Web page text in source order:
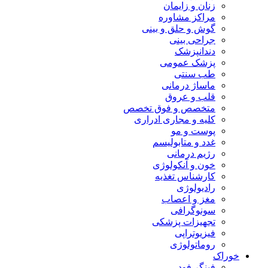
زنان و زایمان
مراکز مشاوره
گوش و حلق و بینی
جراحی بینی
دندانپزشک
پزشک عمومی
طب سنتی
ماساژ درمانی
قلب و عروق
متخصص و فوق تخصص
کلیه و مجاری ادراری
پوست و مو
غدد و متابولیسم
رژیم درمانی
خون و آنکولوژی
کارشناس تغذیه
رادیولوژی
مغز و اعصاب
سونوگرافی
تجهیزات پزشکی
فیزیوتراپی
روماتولوژی
خوراک